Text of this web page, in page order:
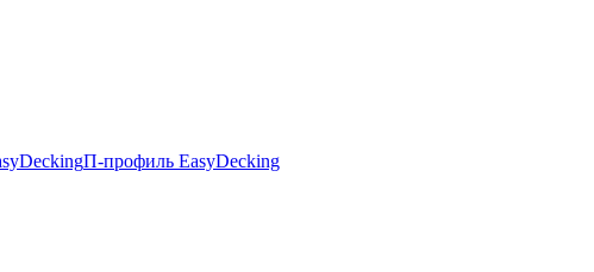
П-профиль EasyDecking